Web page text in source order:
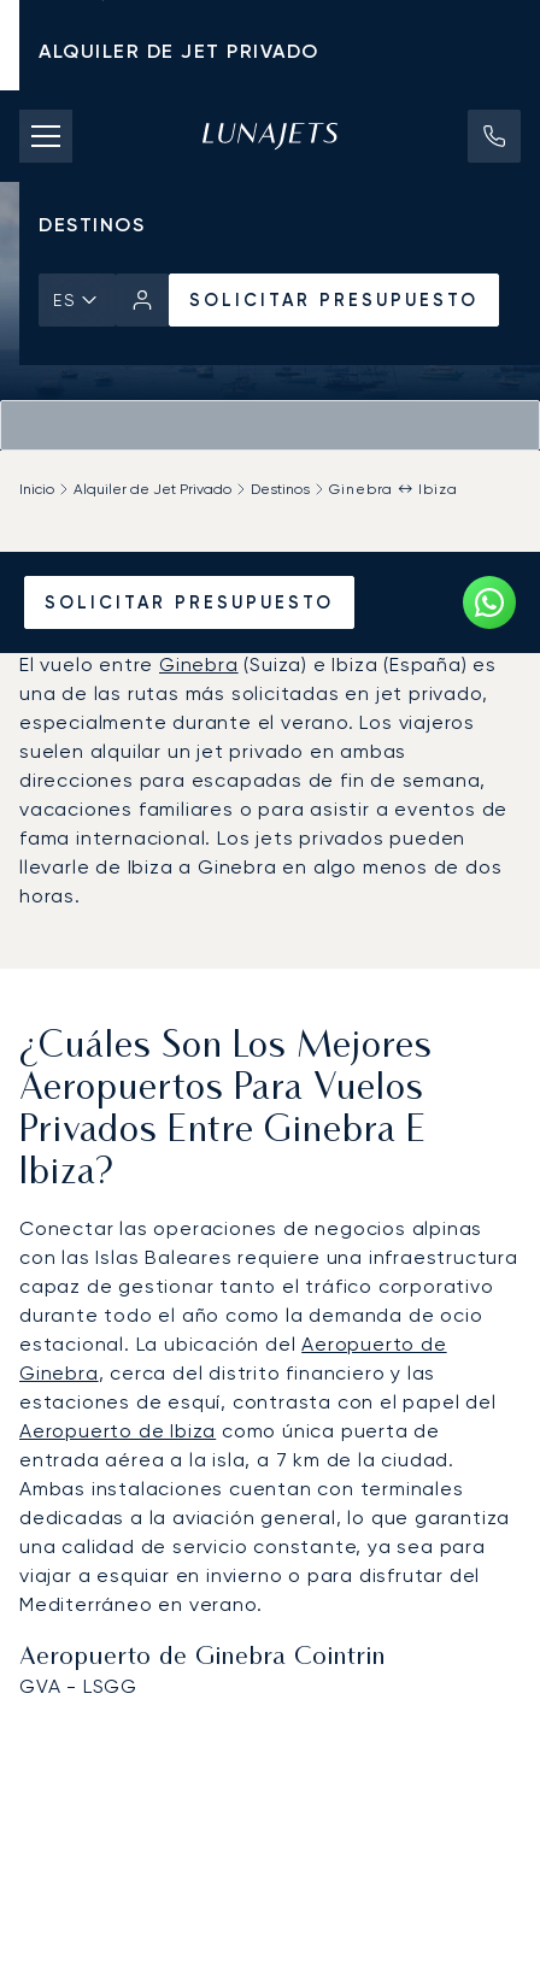
ALQUILER DE JET PRIVADO
TARIFAS DE CHÁRTER
JETS PRIVADOS
DESTINOS
ES SOLICITAR PRESUPUESTO
SOLICITAR PRESUPUESTO
Inicio Alquiler de Jet Privado Destinos Ginebra ↔ Ibiza
Alquile un Jet Privado de
Ginebra a Ibiza
El vuelo entreGinebra (Suiza) e Ibiza (España) es
una de las rutas más solicitadas en jet privado,
especialmente durante el verano. Los viajeros
suelen alquilar un jet privado en ambas
direcciones para escapadas de fin de semana,
vacaciones familiares o para asistir a eventos de
fama internacional. Los jets privados pueden
llevarle de Ibiza a Ginebra en algo menos de dos
horas.
¿Cuáles Son Los Mejores
Aeropuertos Para Vuelos
Privados Entre Ginebra E
Ibiza?
Conectar las operaciones de negocios alpinas
con las Islas Baleares requiere una infraestructura
capaz de gestionar tanto el tráfico corporativo
durante todo el año como la demanda de ocio
estacional. La ubicación delAeropuerto de
Ginebra, cerca del distrito financiero y las
estaciones de esquí, contrasta con el papel del
Aeropuerto de Ibiza como única puerta de
entrada aérea a la isla, a 7 km de la ciudad.
Ambas instalaciones cuentan con terminales
dedicadas a la aviación general, lo que garantiza
una calidad de servicio constante, ya sea para
viajar a esquiar en invierno o para disfrutar del
Mediterráneo en verano.
Aeropuerto de Ginebra Cointrin
GVA - LSGG